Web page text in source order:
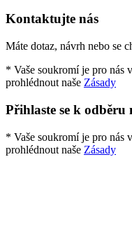
Kontaktujte nás
Máte dotaz, návrh nebo se
* Vaše soukromí je pro nás
prohlédnout naše Zásady
Přihlaste se k odběru
* Vaše soukromí je pro nás
prohlédnout naše Zásady